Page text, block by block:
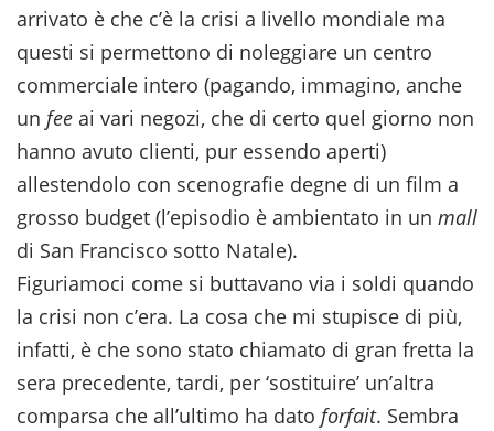
arrivato è che c’è la crisi a livello mondiale ma
questi si permettono di noleggiare un centro
commerciale intero (pagando, immagino, anche
un fee ai vari negozi, che di certo quel giorno non
hanno avuto clienti, pur essendo aperti)
allestendolo con scenografie degne di un film a
grosso budget (l’episodio è ambientato in un mall
di San Francisco sotto Natale).
Figuriamoci come si buttavano via i soldi quando
la crisi non c’era. La cosa che mi stupisce di più,
infatti, è che sono stato chiamato di gran fretta la
sera precedente, tardi, per ‘sostituire’ un’altra
comparsa che all’ultimo ha dato forfait. Sembra